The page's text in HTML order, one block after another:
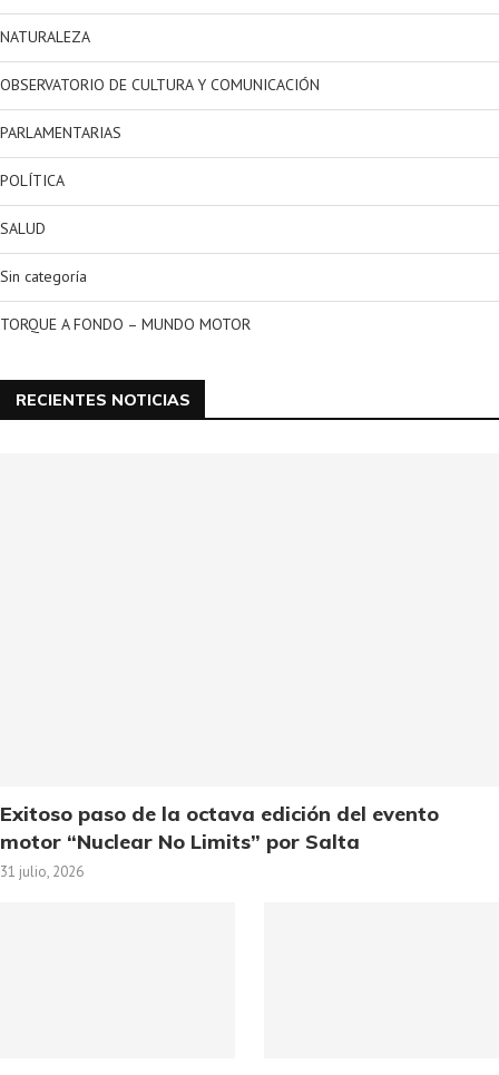
NATURALEZA
OBSERVATORIO DE CULTURA Y COMUNICACIÓN
PARLAMENTARIAS
POLÍTICA
SALUD
Sin categoría
TORQUE A FONDO – MUNDO MOTOR
RECIENTES NOTICIAS
Exitoso paso de la octava edición del evento
motor “Nuclear No Limits” por Salta
31 julio, 2026